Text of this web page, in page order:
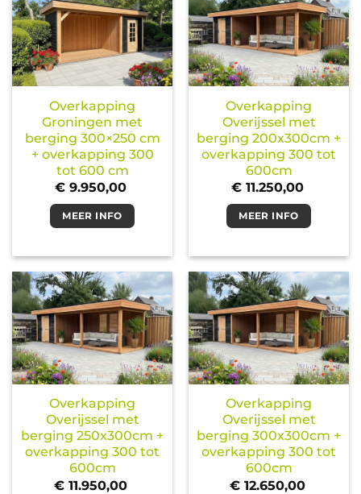
Overkapping
Groningen met
berging 300×250 cm
+ overkapping 300
tot 600 cm
€ 9.950,00
MEER INFO
Overkapping
Overijssel met
berging 200x300cm +
overkapping 300 tot
600cm
€11.250,00
MEER INFO
Overkapping
Overijssel met
berging 250x300cm +
overkapping 300 tot
600cm
€ 11.950,00
Overkapping
Overijssel met
berging 300x300cm +
overkapping 300 tot
600cm
€12.650,00